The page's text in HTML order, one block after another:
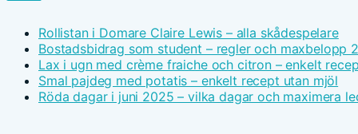
Rollistan i Domare Claire Lewis – alla skådespelare
Bostadsbidrag som student – regler och maxbelopp
Lax i ugn med crème fraiche och citron – enkelt
Smal pajdeg med potatis – enkelt recept utan mjöl
Röda dagar i juni 2025 – vilka dagar och maximera